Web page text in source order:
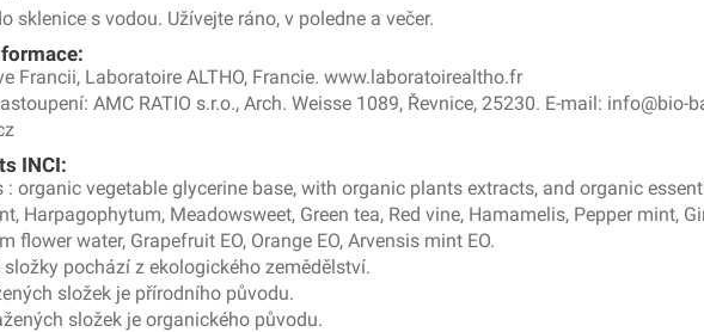
sklenice s vodou. Užívejte ráno, v poledne a večer.
Francii, Laboratoire ALTHO, Francie. www.laboratoirealtho.fr
AMC RATIO s.r.o., Arch. Weisse 1089, Řevnice, 25230. E-mail: info@bio-
INCI:
: organic vegetable glycerine base, with organic plants extracts, and organic
Harpagophytum, Meadowsweet, Green tea, Red vine, Hamamelis, Pepper mint,
flower water, Grapefruit EO, Orange EO, Arvensis mint EO.
pochází z ekologického zemědělství.
složek je přírodního původu.
složek je organického původu.